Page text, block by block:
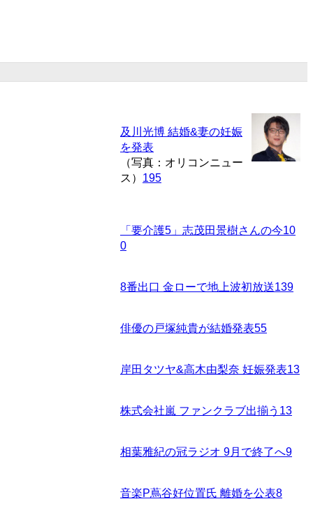
及川光博 結婚&妻の妊娠
を発表
（写真：オリコンニュー
ス） 195
「要介護5」志茂田景樹さんの今10
0
8番出口 金ローで地上波初放送139
俳優の戸塚純貴が結婚発表55
岸田タツヤ&高木由梨奈 妊娠発表13
株式会社嵐 ファンクラブ出揃う 13
相葉雅紀の冠ラジオ 9月で終了へ9
音楽P蔦谷好位置氏 離婚を公表8